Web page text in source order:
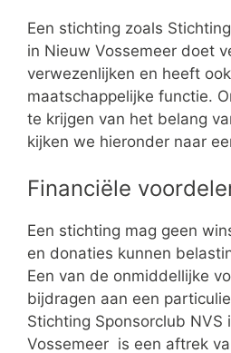
Een stichting zoals
in Nieuw Vossemeer doet
verwezenlijken en heeft
maatschappelijke functie.
te krijgen van het belang
kijken we hieronder naar
Financiële
Een stichting mag geen
en donaties kunnen
Een van de onmiddellijke
bijdragen aan een
Stichting Sponsorclub NVS
Vossemeer is een aftrek